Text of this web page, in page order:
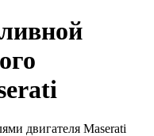
двигателя Maserati